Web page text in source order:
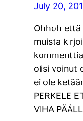
July 20,
Ohhoh että
muista
olisi voinut
ei ole
PERKELE
VIHA